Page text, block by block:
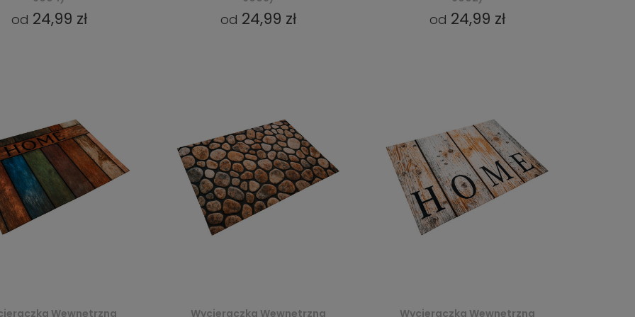
od 24,99 zł od 24,99 zł od 24,99 zł
Wewnętrzna Wycieraczka Wewnętrzna Wycieraczka Wewnętrzna